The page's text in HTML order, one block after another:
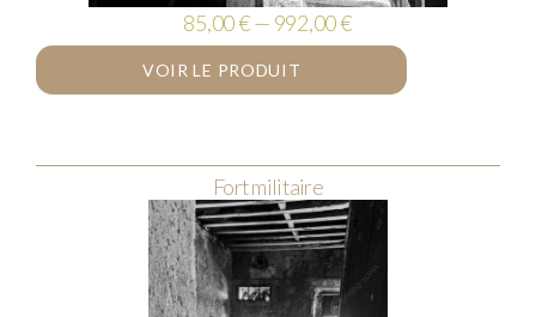
85,00 € — 992,00 €
VOIR LE PRODUIT
Fort militaire